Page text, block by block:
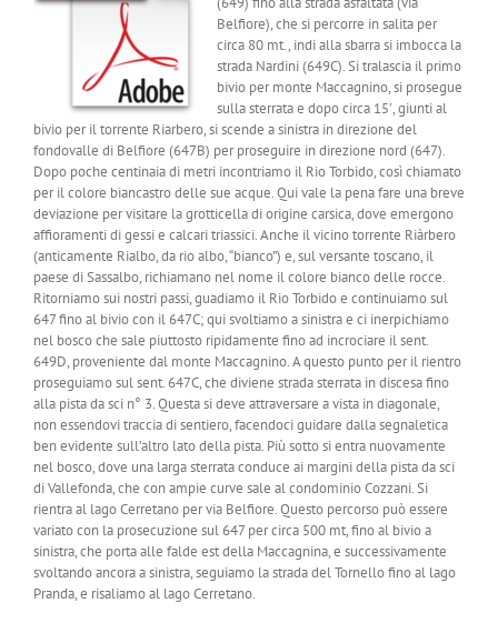
Belfiore), che si percorre in salita per
circa 80 mt., indi alla sbarra si imbocca la
strada Nardini (649C). Si tralascia il primo
bivio per monte Maccagnino, si prosegue
sulla sterrata e dopo circa 15′, giunti al
bivio per il torrente Riarbero, si scende a sinistra in direzione del
fondovalle di Belfiore (647B) per proseguire in direzione nord (647).
Dopo poche centinaia di metri incontriamo il Rio Torbido, così chiamato
per il colore biancastro delle sue acque. Qui vale la pena fare una breve
deviazione per visitare la grotticella di origine carsica, dove emergono
affioramenti di gessi e calcari triassici. Anche il vicino torrente Riàrbero
(anticamente Rialbo, da rio albo, “bianco”) e, sul versante toscano, il
paese di Sassalbo, richiamano nel nome il colore bianco delle rocce.
Ritorniamo sui nostri passi, guadiamo il Rio Torbido e continuiamo sul
647 fino al bivio con il 647C; qui svoltiamo a sinistra e ci inerpichiamo
nel bosco che sale piuttosto ripidamente fino ad incrociare il sent.
649D, proveniente dal monte Maccagnino. A questo punto per il rientro
proseguiamo sul sent. 647C, che diviene strada sterrata in discesa fino
alla pista da sci n° 3. Questa si deve attraversare a vista in diagonale,
non essendovi traccia di sentiero, facendoci guidare dalla segnaletica
ben evidente sull’altro lato della pista. Più sotto si entra nuovamente
nel bosco, dove una larga sterrata conduce ai margini della pista da sci
di Vallefonda, che con ampie curve sale al condominio Cozzani. Si
rientra al lago Cerretano per via Belfiore. Questo percorso può essere
variato con la prosecuzione sul 647 per circa 500 mt, fino al bivio a
sinistra, che porta alle falde est della Maccagnina, e successivamente
svoltando ancora a sinistra, seguiamo la strada del Tornello fino al lago
Pranda, e risaliamo al lago Cerretano.